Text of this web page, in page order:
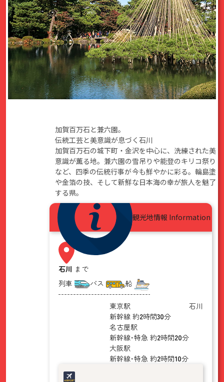
加賀百万石と兼六園。
伝統工芸と美意識が息づく石川
加賀百万石の城下町・金沢を中心に、洗練された美
意識が薫る地。兼六園の雪吊りや能登のキリコ祭り
など、四季の伝統行事が今も鮮やかに彩る。輪島塗
や金箔の技、そして新鮮な日本海の幸が旅人を魅了
する県。
観光地情報 Information
石川 まで
列車
バス 船
東京駅
新幹線 約2時間30分
名古屋駅
新幹線･特急 約2時間20分
大阪駅
新幹線･特急 約2時間10分
石川